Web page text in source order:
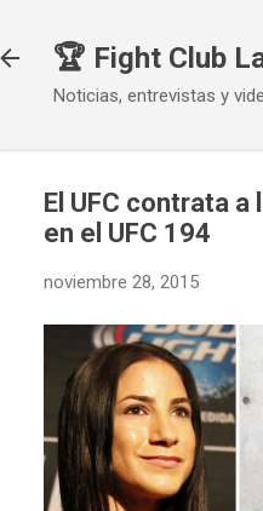
🏆 Fight Club
Noticias, entrevistas y
El UFC contrata
en el UFC 194
noviembre 28, 2015